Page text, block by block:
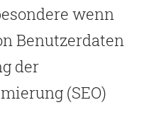
wenn
Benutzerdaten
der
(SEO)